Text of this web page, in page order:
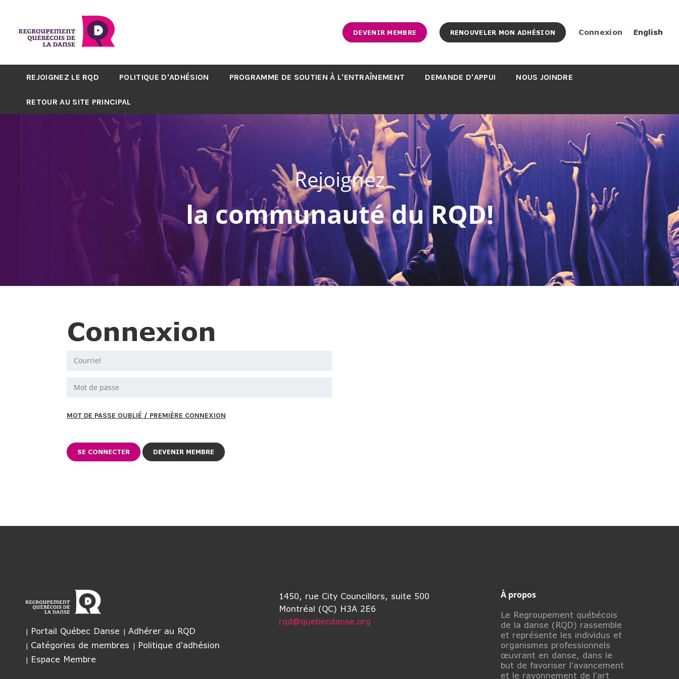
DEVENIR MEMBRE RENOUVELER MON ADHÉSION Connexion English
REJOIGNEZ LE RQD POLITIQUE D'ADHÉSION PROGRAMME DE SOUTIEN À L'ENTRAÎNEMENT DEMANDE D'APPUI NOUS JOINDRE
RETOUR AU SITE PRINCIPAL
Rejoignez
la communauté du RQD!
Connexion
MOT DE PASSE OUBLIÉ / PREMIÈRE CONNEXION
DEVENIR MEMBRE
Portail Québec Danse
Adhérer au RQD
Catégories de membres
Politique d'adhésion
Espace Membre
1450, rue City Councillors, suite 500
Montréal (QC) H3A 2E6
rqd@quebecdanse.org
À propos
Le Regroupement québécois
de la danse (RQD) rassemble
et représente les individus et
organismes professionnels
œuvrant en danse, dans le
but de favoriser l'avancement
et le rayonnement de l'art